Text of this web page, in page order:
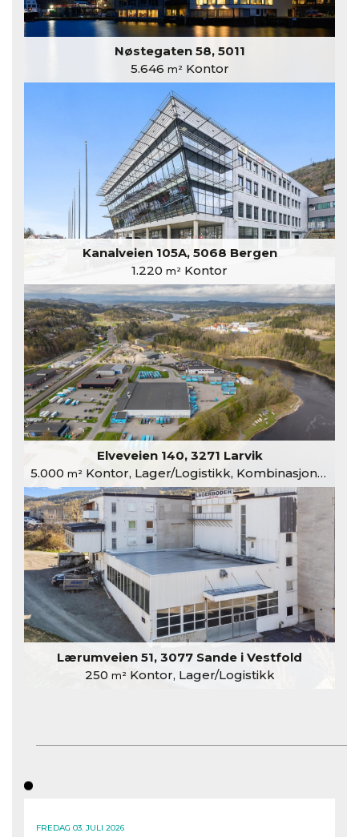
Nøstegaten 58, 5011
5.646 m²Kontor
Kanalveien 105A, 5068 Bergen
1.220 m² Kontor
Elveveien 140, 3271 Larvik
5.000 m²Kontor, Lager/Logistikk, Kombinasjonslokaler
Lærumveien 51, 3077 Sande i Vestfold
250 m²Kontor, Lager/Logistikk
FREDAG 03. JULI 2026